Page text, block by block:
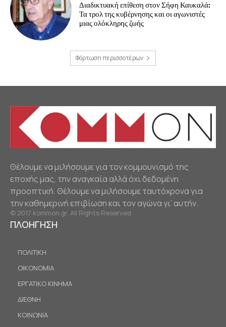
Διαδικτυακή επίθεση στον Σήφη Καυκαλά:
Τα τρολ της κυβέρνησης και οι αγωνιστές
μιας ολόκληρης ζωής
Φόρτωση περισσοτέρων
Θέλουμε να μιλήσουμε για τον κομμουνισμό της
εποχής μας, την αναγκαία αλλά όχι δεδομένη
προοπτική. Θέλουμε να μιλήσουμε ταυτόχρονα για
την καθημερινή επιβίωση και τον αγώνα γι’ αυτήν.
© 2017 kommon.gr. All Rights Reserved.
ΠΛΟΗΓΗΣΗ
ΠΟΛΙΤΙΚΗ
ΟΙΚΟΝΟΜΙΑ
ΕΡΓΑΤΙΚΟ ΚΙΝΗΜΑ
ΔΙΕΘΝΗ
ΚΟΙΝΩΝΙΑ